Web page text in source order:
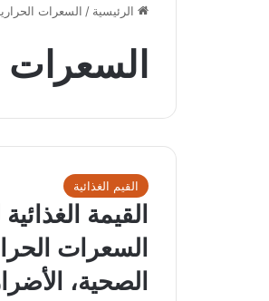
الرئيسية / السعرات
السعرات
القيم الغذائية
القيمة
السعرات
الصحية،